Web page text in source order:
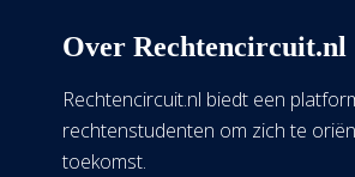
Over Rechtencircuit.nl
Rechtencircuit.nl biedt een
rechtenstudenten om zich te
toekomst.